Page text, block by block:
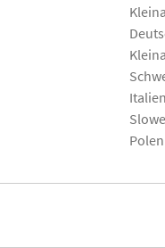
Italien
Polen